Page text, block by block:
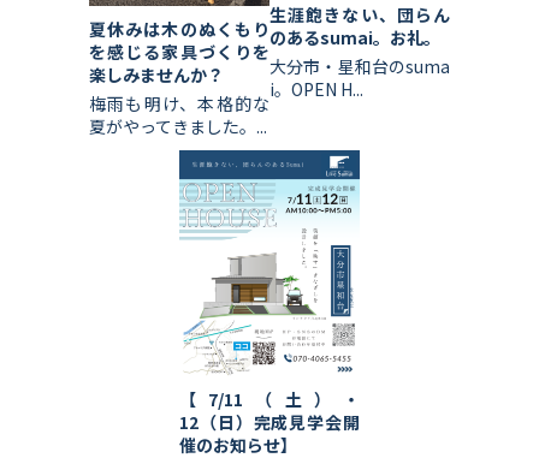
夏休みは木のぬくもり
を感じる家具づくりを
楽しみませんか？
梅雨も明け、本格的な
夏がやってきました。...
生涯飽きない、団らん
のあるsumai。お礼。
大分市・星和台のsuma
i。OPEN H...
【7/11（土）・
12（日）完成見学会開
催のお知らせ】